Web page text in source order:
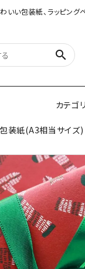
い包装紙、ラッピング
search
カテゴ
包装紙
イド包装紙
装紙(A3相当サイズ)